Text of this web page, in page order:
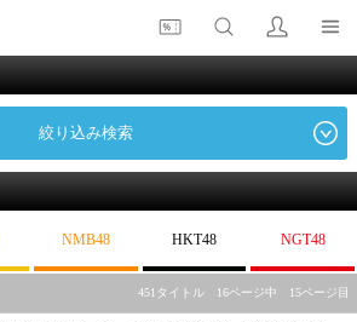
絞り込み検索
NMB48 HKT48 NGT48
451タイトル 16ページ中 15ページ目